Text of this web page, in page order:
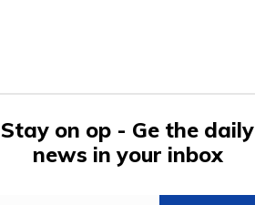
Stay on op - Ge the daily
news in your inbox